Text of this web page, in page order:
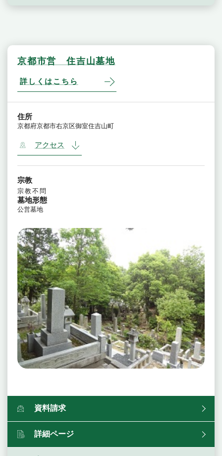
京都市営 住吉山墓地
詳しくはこちら
住所
京都府京都市右京区御室住吉山町
アクセス
宗教
宗教不問
墓地形態
公営墓地
資料請求
詳細ページ